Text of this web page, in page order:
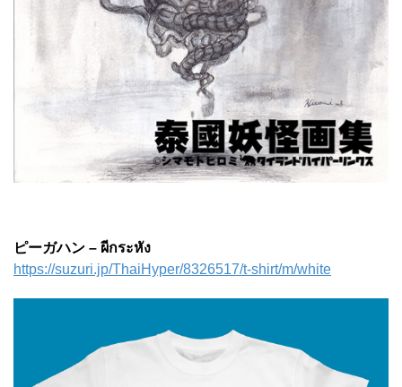
ピーガハン – ผีกระหัง
https://suzuri.jp/ThaiHyper/8326517/t-shirt/m/white